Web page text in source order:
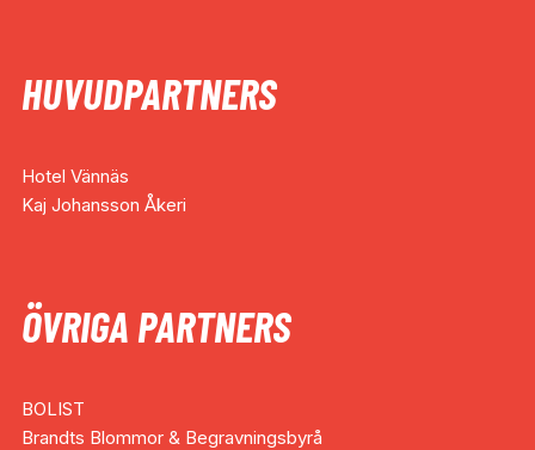
HUVUDPARTNERS
Hotel Vännäs
Kaj Johansson Åkeri
ÖVRIGA PARTNERS
BOLIST
Brandts Blommor & Begravningsbyrå